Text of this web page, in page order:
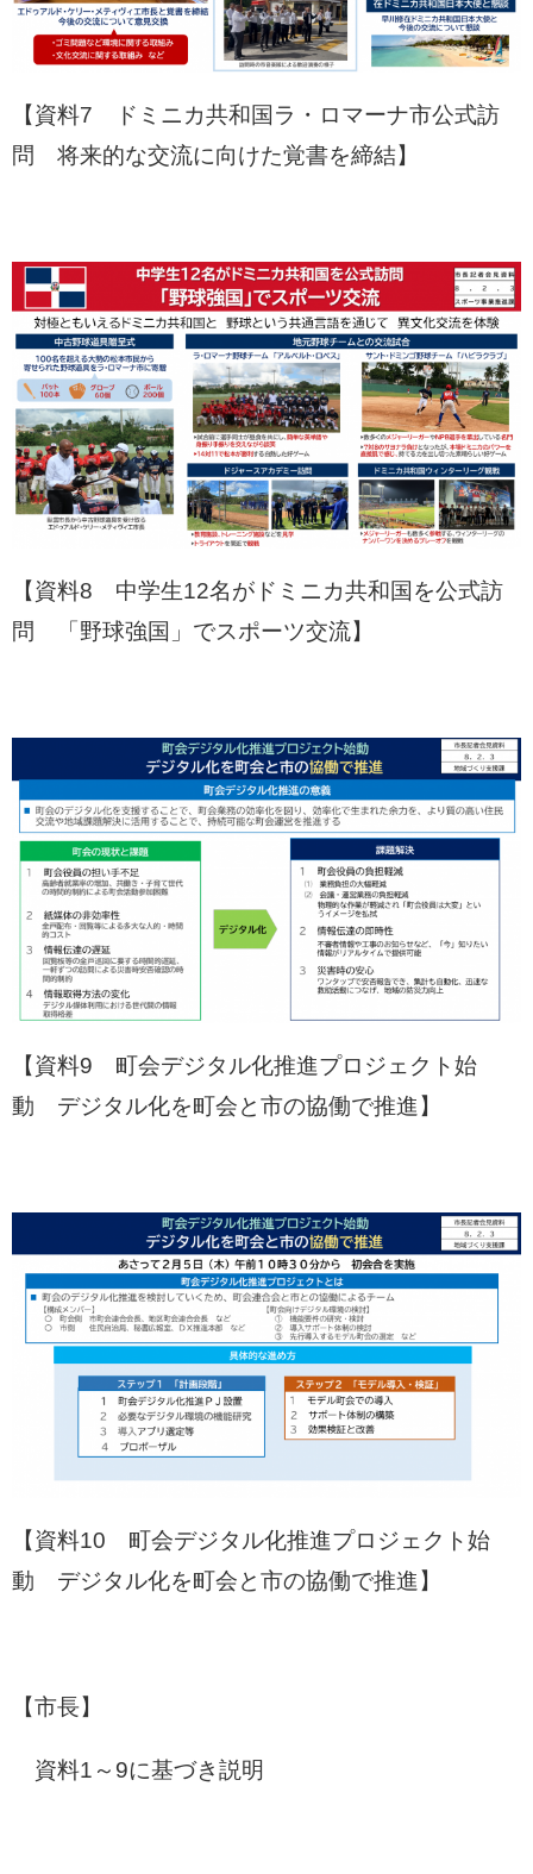
【資料7 ドミニカ共和国ラ・ロマーナ市公式訪
問 将来的な交流に向けた覚書を締結】
【資料8 中学生12名がドミニカ共和国を公式訪
問 「野球強国」でスポーツ交流】
【資料9 町会デジタル化推進プロジェクト始
動 デジタル化を町会と市の協働で推進】
【資料10 町会デジタル化推進プロジェクト始
動 デジタル化を町会と市の協働で推進】
【市長】
資料1～9に基づき説明